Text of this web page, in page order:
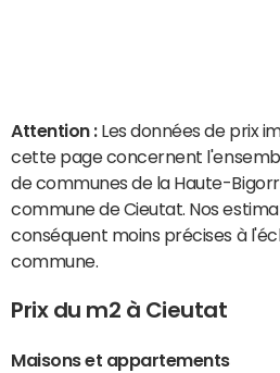
Attention : Les données de prix
cette page concernent
de communes de la Haute-
commune de Cieutat. Nos
conséquent moins précises à
commune.
Prix du m2 à Cieutat
Maisons et appartements